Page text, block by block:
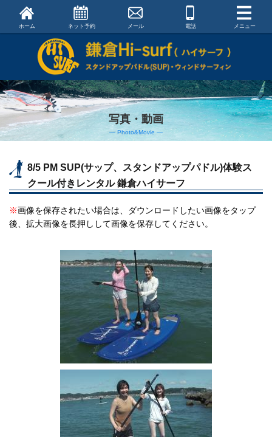
ホーム ネット予約 メール 電話 メニュー
写真・動画
― Photo&Movie ―
8/5 PM SUP(サップ、スタンドアップパドル)体験ス
クール付きレンタル 鎌倉ハイサーフ
※画像を保存されたい場合は、ダウンロードしたい画像をタップ
後、拡大画像を長押しして画像を保存してください。